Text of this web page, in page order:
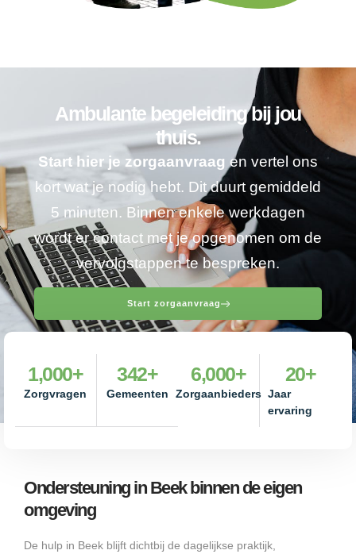
Ambulante begeleiding bij jou
thuis.
Start hier je zorgaanvraag en vertel ons
kort wat je nodig hebt. Dit duurt gemiddeld
5 minuten. Binnen enkele werkdagen
wordt er contact met je opgenomen om de
vervolgstappen te bespreken.
Start zorgaanvraag
Zorgvragen
1,000+
Gemeenten
342+
Zorgaanbieders
6,000+
Jaar
ervaring
20+
Ondersteuning in Beek binnen de eigen
omgeving
De hulp in Beek blijft dichtbij de dagelijkse praktijk,